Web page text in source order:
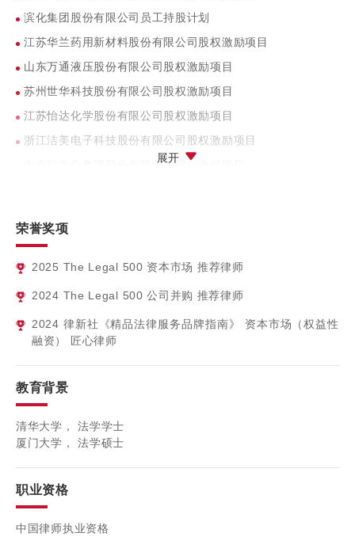
雅本化学股份有限公司非公开发行股票项目
包头雅本投资管理有限公司非公开发行可交换公司债券项目
江阴市夏港长江拆船厂发行债务融资工具项目
江阴中南重工股份有限公司发行短期融资券项目
滨化集团股份有限公司员工持股计划
江苏华兰药用新材料股份有限公司股权激励项目
山东万通液压股份有限公司股权激励项目
苏州世华科技股份有限公司股权激励项目
江苏怡达化学股份有限公司股权激励项目
浙江洁美电子科技股份有限公司股权激励项目
中南红文化集团股份有限公司股权激励项目
浙江永强集团股份有限公司第一期员工持股计划
展开
荣誉奖项
2025 The Legal 500 资本市场 推荐律师
2024 The Legal 500 公司并购 推荐律师
2024 律新社《精品法律服务品牌指南》 资本市场（权益性
融资） 匠心律师
教育背景
清华大学， 法学学士
厦门大学， 法学硕士
职业资格
中国律师执业资格